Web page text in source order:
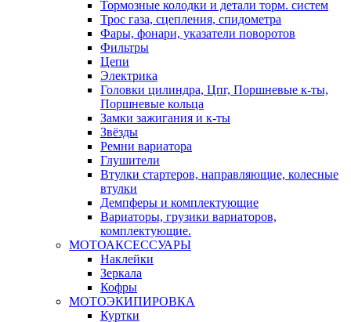
Тормозные колодки и детали торм. систем
Трос газа, сцепления, спидометра
Фары, фонари, указатели поворотов
Фильтры
Цепи
Электрика
Головки цилиндра, Цпг, Поршневые к-ты,
Поршневые кольца
Замки зажигания и к-ты
Звёзды
Ремни вариатора
Глушители
Втулки стартеров, направляющие, колесные
втулки
Демпферы и комплектующие
Вариаторы, грузики вариаторов,
комплектующие.
МОТОАКСЕССУАРЫ
Наклейки
Зеркала
Кофры
МОТОЭКИПИРОВКА
Куртки